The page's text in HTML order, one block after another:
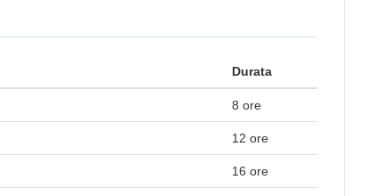
Durata
8 ore
12 ore
16 ore